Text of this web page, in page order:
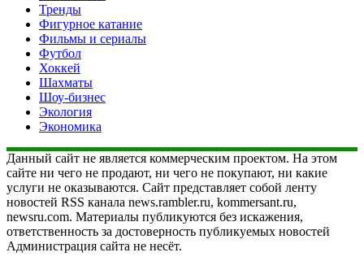
Тренды
Фигурное катание
Фильмы и сериалы
Футбол
Хоккей
Шахматы
Шоу-бизнес
Экология
Экономика
Данный сайт не является коммерческим проектом. На этом
сайте ни чего не продают, ни чего не покупают, ни какие
услуги не оказываются. Сайт представляет собой ленту
новостей RSS канала news.rambler.ru, kommersant.ru,
newsru.com. Материалы публикуются без искажения,
ответственность за достоверность публикуемых новостей
Администрация сайта не несёт.